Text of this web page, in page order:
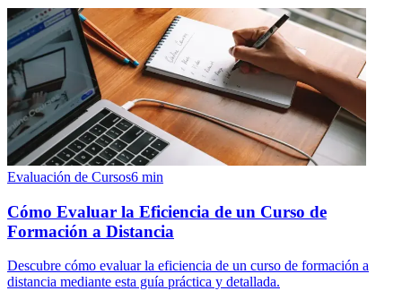
Evaluación de Cursos6 min
Cómo Evaluar la Eficiencia de un Curso de
Formación a Distancia
Descubre cómo evaluar la eficiencia de un curso de formación a
distancia mediante esta guía práctica y detallada.